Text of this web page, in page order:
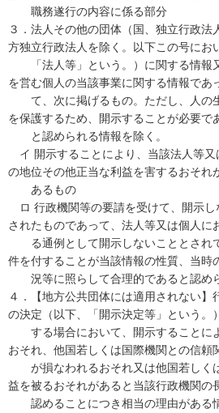
職務遂行の内容に係る部分
３．法人その他の団体（国、独立行政法
方独立行政法人を除く。以下この号にお
「法人等」という。）に関する情報
を営む個人の当該事業に関する情報であ
て、次に掲げるもの。ただし、人の
を保護するため、開示することが必要で
と認められる情報を除く。
イ 開示することにより、当該法人等又
の地位その他正当な利益を害するおそれ
あるもの
ロ 行政機関等の要請を受けて、開示し
されたものであって、法人等又は個人に
る通例として開示しないこととされ
件を付することが当該情報の性質、当時
況等に照らして合理的であると認め
４．【地方公共団体には適用されない】
の決定（以下、「開示決定等」という。
する場合において、開示することに
おそれ、他国若しくは国際機関との信頼
が損なわれるおそれ又は他国若しく
益を被るおそれがあると当該行政機関の
認めることにつき相当の理由がある